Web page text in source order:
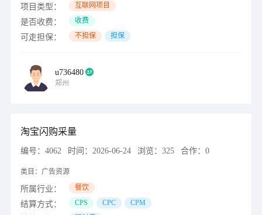
项目类型： 互联网项目
是否收费： 收费
可走担保： 不担保 担保
u736480
郑州
淘宝闪购采量
编号： 4062 时间： 2026-06-24 浏览： 325 合作： 0
类目： 广告资源
所属行业： 餐饮
结算方式： CPS CPC CPM